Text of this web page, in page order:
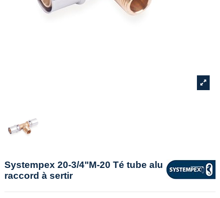
Systempex 20-3/4"M-20 Té tube alu
raccord à sertir